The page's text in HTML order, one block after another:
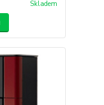
Skladem